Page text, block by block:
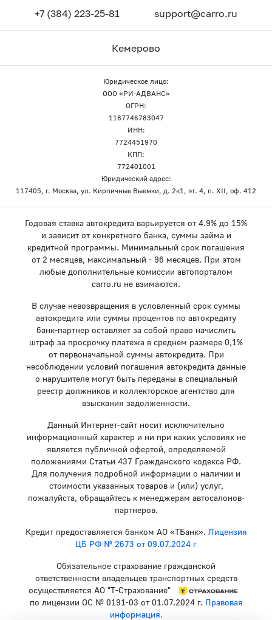
+7 (384) 223-25-81 support@carro.ru
Кемерово
Юридическое лицо:
ООО «РИ-АДВАНС»
ОГРН:
1187746783047
ИНН:
7724451970
КПП:
772401001
Юридический адрес:
117405, г. Москва, ул. Кирпичные Выемки, д. 2к1, эт. 4, п. XII, оф. 412
Годовая ставка автокредита варьируется от 4.9% до 15%
и зависит от конкретного банка, суммы займа и
кредитной программы. Минимальный срок погашения
от 2 месяцев, максимальный - 96 месяцев. При этом
любые дополнительные комиссии автопорталом
carro.ru не взимаются.
В случае невозвращения в условленный срок суммы
автокредита или суммы процентов по автокредиту
банк-партнер оставляет за собой право начислить
штраф за просрочку платежа в среднем размере 0,1%
от первоначальной суммы автокредита. При
несоблюдении условий погашения автокредита данные
о нарушителе могут быть переданы в специальный
реестр должников и коллекторское агентство для
взыскания задолженности.
Данный Интернет-сайт носит исключительно
информационный характер и ни при каких условиях не
является публичной офертой, определяемой
положениями Статьи 437 Гражданского кодекса РФ.
Для получения подробной информации о наличии и
стоимости указанных товаров и (или) услуг,
пожалуйста, обращайтесь к менеджерам автосалонов-
партнеров.
Кредит предоставляется банком АО «ТБанк». Лицензия
ЦБ РФ № 2673 от 09.07.2024 г
Обязательное страхование гражданской
ответственности владельцев транспортных средств
осуществляется АО "Т-Страхование"
по лицензии ОС № 0191-03 от 01.07.2024 г. Правовая
информация.